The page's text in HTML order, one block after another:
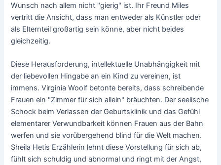
Wunsch nach allem nicht "gierig" ist. Ihr Freund Miles
vertritt die Ansicht, dass man entweder als Künstler oder
als Elternteil großartig sein könne, aber nicht beides
gleichzeitig.
Diese Herausforderung, intellektuelle Unabhängigkeit mit
der liebevollen Hingabe an ein Kind zu vereinen, ist
immens. Virginia Woolf betonte bereits, dass schreibende
Frauen ein "Zimmer für sich allein" bräuchten. Der seelische
Schock beim Verlassen der Geburtsklinik und das Gefühl
elementarer Verwundbarkeit können Frauen aus der Bahn
werfen und sie vorübergehend blind für die Welt machen.
Sheila Hetis Erzählerin lehnt diese Vorstellung für sich ab,
fühlt sich schuldig und abnormal und ringt mit der Angst,